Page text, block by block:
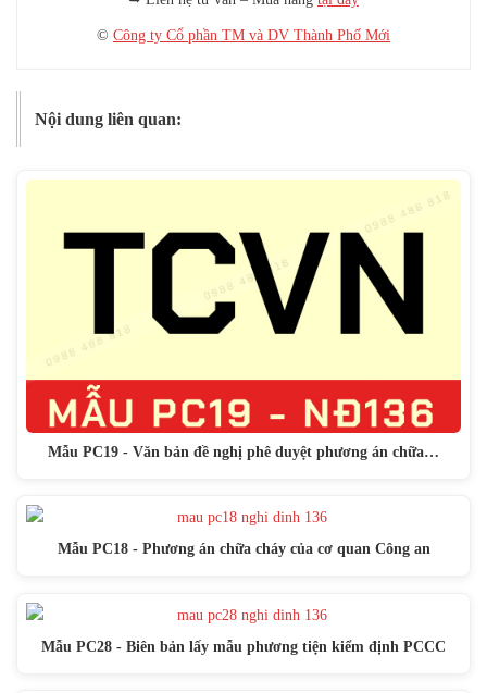
© Công ty Cổ phần TM và DV Thành Phố Mới
Nội dung liên quan:
Mẫu PC19 - Văn bản đề nghị phê duyệt phương án chữa…
Mẫu PC18 - Phương án chữa cháy của cơ quan Công an
Mẫu PC28 - Biên bản lấy mẫu phương tiện kiểm định PCCC